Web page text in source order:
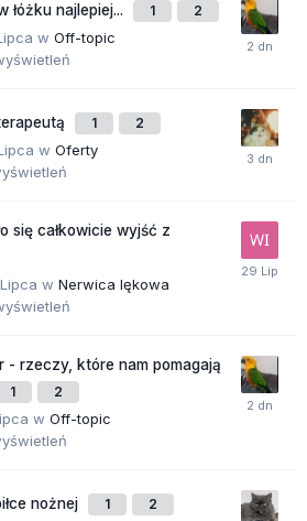
łóżku najlepiej... 1 2
w Off-topic
1 2
w Oferty
się całkowicie wyjść z
w Nerwica lękowa
- rzeczy, które nam pomagają
1 2
w Off-topic
nożnej 1 2